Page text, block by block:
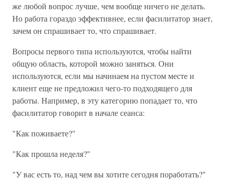
же любой вопрос лучше, чем вообще ничего не делать.
Но работа гораздо эффективнее, если фасилитатор знает,
зачем он спрашивает то, что спрашивает.
Вопросы первого типа используются, чтобы найти
общую область, которой можно заняться. Они
используются, если мы начинаем на пустом месте и
клиент еще не предложил чего-то подходящего для
работы. Например, в эту категорию попадает то, что
фасилитатор говорит в начале сеанса:
"Как поживаете?"
"Как прошла неделя?"
"У вас есть то, над чем вы хотите сегодня поработать?"